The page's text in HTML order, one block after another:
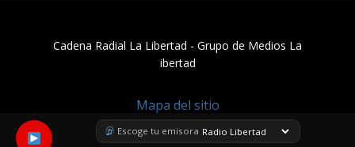
Escoge tu emisora
Cadena Radial La Libertad​ - Grupo de Medios La
ibertad
Mapa del sitio